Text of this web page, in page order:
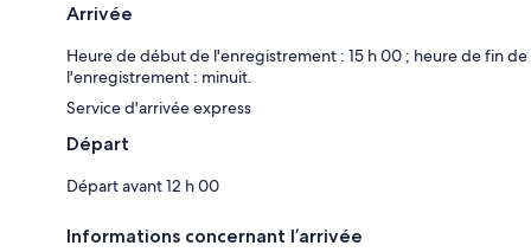
Arrivée
Heure de début de l'enregistrement : 15 h 00 ; heure de fin de
l'enregistrement : minuit.
Service d'arrivée express
Départ
Départ avant 12 h 00
Informations concernant l’arrivée